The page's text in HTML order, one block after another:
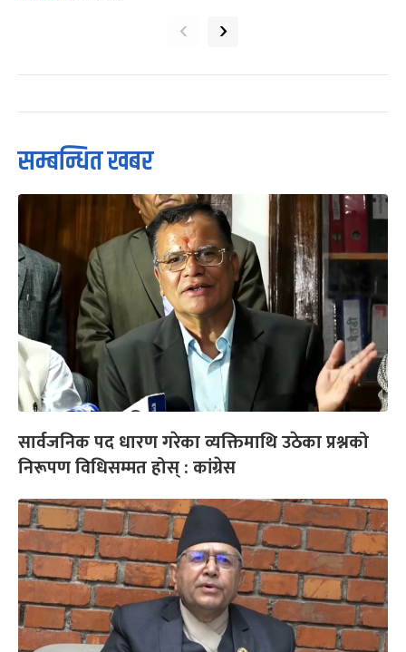
‹ ›
सम्बन्धित खबर
सार्वजनिक पद धारण गरेका व्यक्तिमाथि उठेका प्रश्नको
निरूपण विधिसम्मत होस् : कांग्रेस